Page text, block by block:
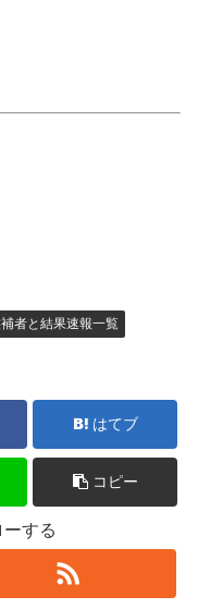
者と結果速報一覧
はてブ
コピー
する